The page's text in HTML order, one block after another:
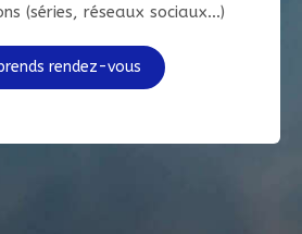
(séries, réseaux sociaux…)
rendez-vous